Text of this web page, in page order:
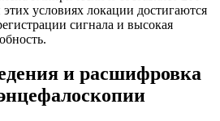
условиях локации достигаются
сигнала и высокая
и расшифровка